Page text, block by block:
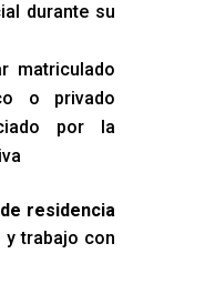
durante su
matriculado
o privado
por la
residencia
y trabajo con